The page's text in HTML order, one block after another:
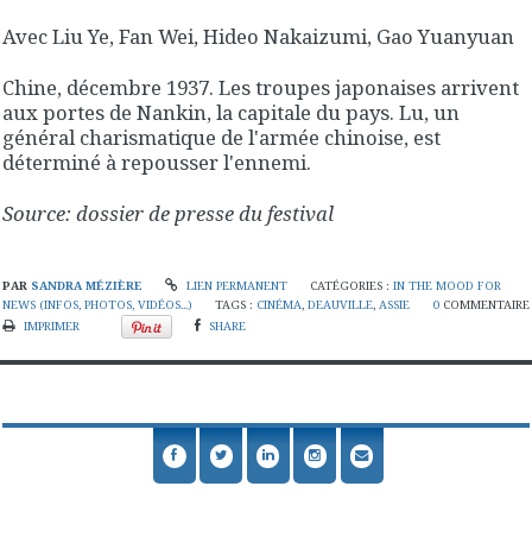
Avec Liu Ye, Fan Wei, Hideo Nakaizumi, Gao Yuanyuan
Chine, décembre 1937. Les troupes japonaises arrivent
aux portes de Nankin, la capitale du pays. Lu, un
général charismatique de l'armée chinoise, est
déterminé à repousser l'ennemi.
Source: dossier de presse du festival
PAR SANDRA MÉZIÈRE LIEN PERMANENT CATÉGORIES :IN THE MOOD FOR
NEWS (INFOS, PHOTOS, VIDÉOS...)
TAGS : CINÉMA,DEAUVILLE,ASSIE 0 COMMENTAIRE
IMPRIMER
SHARE